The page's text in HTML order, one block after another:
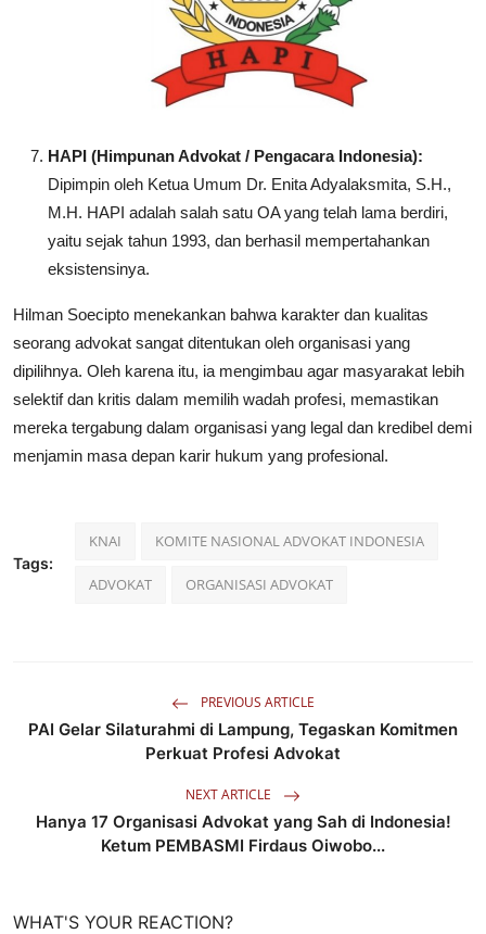
HAPI (Himpunan Advokat / Pengacara Indonesia):
Dipimpin oleh Ketua Umum Dr. Enita Adyalaksmita, S.H.,
M.H. HAPI adalah salah satu OA yang telah lama berdiri,
yaitu sejak tahun 1993, dan berhasil mempertahankan
eksistensinya.
Hilman Soecipto menekankan bahwa karakter dan kualitas
seorang advokat sangat ditentukan oleh organisasi yang
dipilihnya. Oleh karena itu, ia mengimbau agar masyarakat lebih
selektif dan kritis dalam memilih wadah profesi, memastikan
mereka tergabung dalam organisasi yang legal dan kredibel demi
menjamin masa depan karir hukum yang profesional.
Tags:
KNAI KOMITE NASIONAL ADVOKAT INDONESIA
ADVOKAT ORGANISASI ADVOKAT
PREVIOUS ARTICLE
PAI Gelar Silaturahmi di Lampung, Tegaskan Komitmen
Perkuat Profesi Advokat
NEXT ARTICLE
Hanya 17 Organisasi Advokat yang Sah di Indonesia!
Ketum PEMBASMI Firdaus Oiwobo...
WHAT'S YOUR REACTION?